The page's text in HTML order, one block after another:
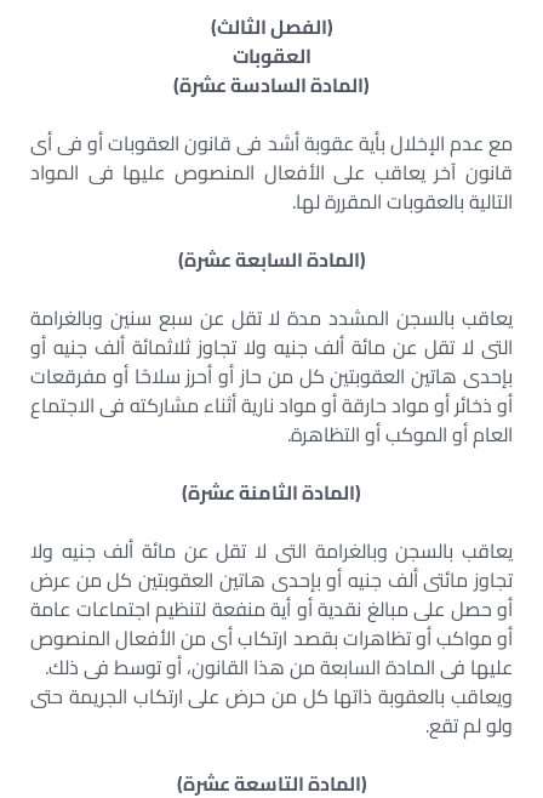
(الفصل الثالث)
العقوبات
(المادة السادسة عشرة)
مع عدم الإخلال بأية عقوبة أشد فى قانون العقوبات أو فى أى
قانون آخر يعاقب على الأفعال المنصوص عليها فى المواد
التالية بالعقوبات المقررة لها.
(المادة السابعة عشرة)
يعاقب بالسجن المشدد مدة لا تقل عن سبع سنين وبالغرامة
التى لا تقل عن مائة ألف جنيه ولا تجاوز ثلاثمائة ألف جنيه أو
بإحدى هاتين العقوبتين كل من حاز أو أحرز سلاحًا أو مفرقعات
أو ذخائر أو مواد حارقة أو مواد نارية أثناء مشاركته فى الاجتماع
العام أو الموكب أو التظاهرة.
(المادة الثامنة عشرة)
يعاقب بالسجن وبالغرامة التى لا تقل عن مائة ألف جنيه ولا
تجاوز مائتى ألف جنيه أو بإحدى هاتين العقوبتين كل من عرض
أو حصل على مبالغ نقدية أو أية منفعة لتنظيم اجتماعات عامة
أو مواكب أو تظاهرات بقصد ارتكاب أى من الأفعال المنصوص
عليها فى المادة السابعة من هذا القانون، أو توسط فى ذلك.
ويعاقب بالعقوبة ذاتها كل من حرض على ارتكاب الجريمة حتى
ولو لم تقع.
(المادة التاسعة عشرة)